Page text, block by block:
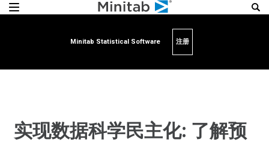
Minitab Statistical Software 注册
实现数据科学民主化: 了解预